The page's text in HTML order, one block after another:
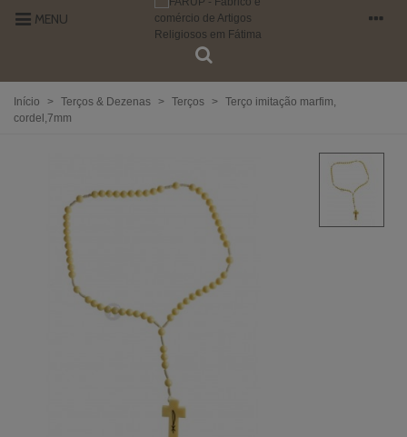
MENU
Início > Terços & Dezenas > Terços > Terço imitação marfim,
cordel,7mm